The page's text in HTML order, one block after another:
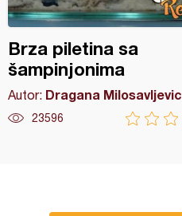
Brza piletina sa
šampinjonima
Autor: Dragana Milosavljevic
23596